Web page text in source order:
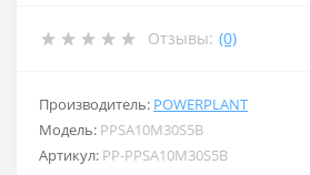
Отзывы: (0)
Производитель: POWERPLANT
Модель: PPSA10M30S5B
Артикул: PP-PPSA10M30S5B